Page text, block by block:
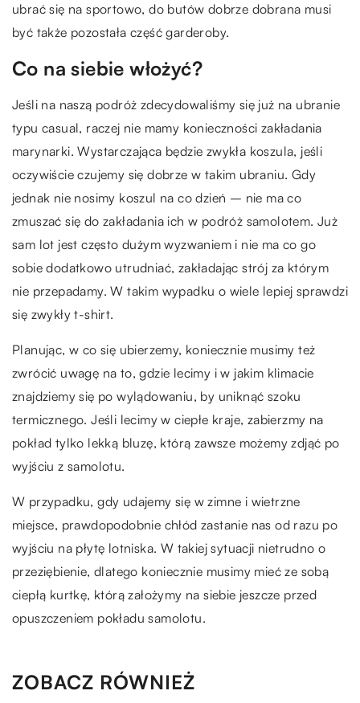
ubrać się na sportowo, do butów dobrze dobrana musi
być także pozostała część garderoby.
Co na siebie włożyć?
Jeśli na naszą podróż zdecydowaliśmy się już na ubranie
typu casual, raczej nie mamy konieczności zakładania
marynarki. Wystarczająca będzie zwykła koszula, jeśli
oczywiście czujemy się dobrze w takim ubraniu. Gdy
jednak nie nosimy koszul na co dzień – nie ma co
zmuszać się do zakładania ich w podróż samolotem. Już
sam lot jest często dużym wyzwaniem i nie ma co go
sobie dodatkowo utrudniać, zakładając strój za którym
nie przepadamy. W takim wypadku o wiele lepiej sprawdzi
się zwykły t-shirt.
Planując, w co się ubierzemy, koniecznie musimy też
zwrócić uwagę na to, gdzie lecimy i w jakim klimacie
znajdziemy się po wylądowaniu, by uniknąć szoku
termicznego. Jeśli lecimy w ciepłe kraje, zabierzmy na
pokład tylko lekką bluzę, którą zawsze możemy zdjąć po
wyjściu z samolotu.
W przypadku, gdy udajemy się w zimne i wietrzne
miejsce, prawdopodobnie chłód zastanie nas od razu po
wyjściu na płytę lotniska. W takiej sytuacji nietrudno o
przeziębienie, dlatego koniecznie musimy mieć ze sobą
ciepłą kurtkę, którą założymy na siebie jeszcze przed
opuszczeniem pokładu samolotu.
ZOBACZ RÓWNIEŻ